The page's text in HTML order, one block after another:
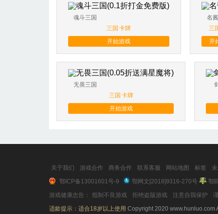
魂斗三国
三国 卡牌
开始游戏
名
三
开
无畏三国
三国 卡牌
开始游戏
关于我们 游戏合作 商务合作 联系客服 网站地图 标签
鄂ICP备13001601号-9
鄂网文[2018]9316-270号
鄂
游戏健康忠告：
抵制不良游戏 拒绝盗版游戏 注意自我保护
适龄提示：适合18岁以上使用 Copyright 2020 www.hunluo.com